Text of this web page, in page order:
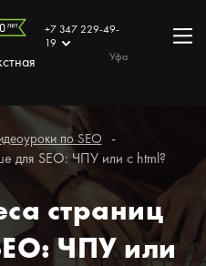
+7 347 229-49-
19
Уфа
по SEO
для SEO: ЧПУ или с html?
страниц
ЧПУ или